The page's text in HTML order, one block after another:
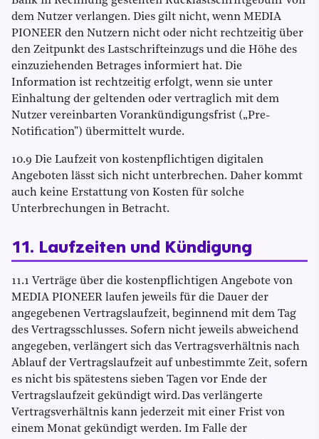
dem Nutzer verlangen. Dies gilt nicht, wenn MEDIA
PIONEER den Nutzern nicht oder nicht rechtzeitig über
den Zeitpunkt des Lastschrifteinzugs und die Höhe des
einzuziehenden Betrages informiert hat. Die
Information ist rechtzeitig erfolgt, wenn sie unter
Einhaltung der geltenden oder vertraglich mit dem
Nutzer vereinbarten Vorankündigungsfrist („Pre-
Notification") übermittelt wurde.
10.9 Die Laufzeit von kostenpflichtigen digitalen
Angeboten lässt sich nicht unterbrechen. Daher kommt
auch keine Erstattung von Kosten für solche
Unterbrechungen in Betracht.
11. Laufzeiten und Kündigung
11.1 Verträge über die kostenpflichtigen Angebote von
MEDIA PIONEER laufen jeweils für die Dauer der
angegebenen Vertragslaufzeit, beginnend mit dem Tag
des Vertragsschlusses. Sofern nicht jeweils abweichend
angegeben, verlängert sich das Vertragsverhältnis nach
Ablauf der Vertragslaufzeit auf unbestimmte Zeit, sofern
es nicht bis spätestens sieben Tagen vor Ende der
Vertragslaufzeit gekündigt wird. Das verlängerte
Vertragsverhältnis kann jederzeit mit einer Frist von
einem Monat gekündigt werden. Im Falle der